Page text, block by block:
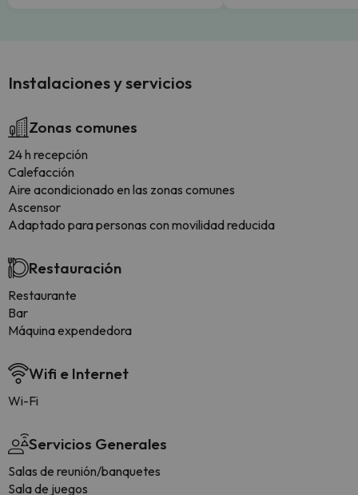
Instalaciones y servicios
Zonas comunes
24 h recepción
Calefacción
Aire acondicionado en las zonas comunes
Ascensor
Adaptado para personas con movilidad reducida
Restauración
Restaurante
Bar
Máquina expendedora
Wifi e Internet
Wi-Fi
Servicios Generales
Salas de reunión/banquetes
Sala de juegos